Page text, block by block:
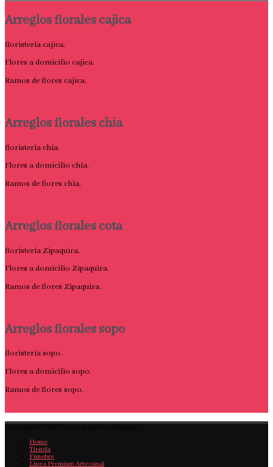
Arreglos florales cajica
floristería cajica.
Flores a domicilio cajica.
Ramos de flores cajica.
Arreglos florales chia
floristería chía.
Flores a domicilio chía.
Ramos de flores chia.
Arreglos florales cota
floristería Zipaquira.
Flores a domicilio Zipaquira.
Ramos de flores Zipaquira.
Arreglos florales sopo
floristería sopo.
Flores a domicilio sopo.
Ramos de flores sopo.
Home
Tienda
Fúnebre
Linea Premium Artesanal